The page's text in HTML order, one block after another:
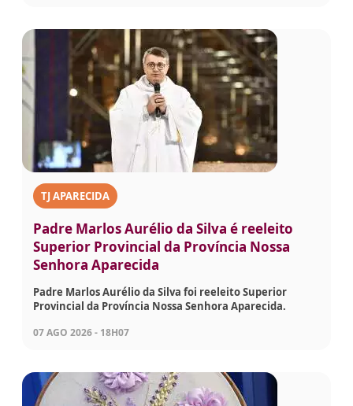
TJ APARECIDA
Padre Marlos Aurélio da Silva é reeleito
Superior Provincial da Província Nossa
Senhora Aparecida
Padre Marlos Aurélio da Silva foi reeleito Superior
Provincial da Província Nossa Senhora Aparecida.
07 AGO 2026 - 18H07